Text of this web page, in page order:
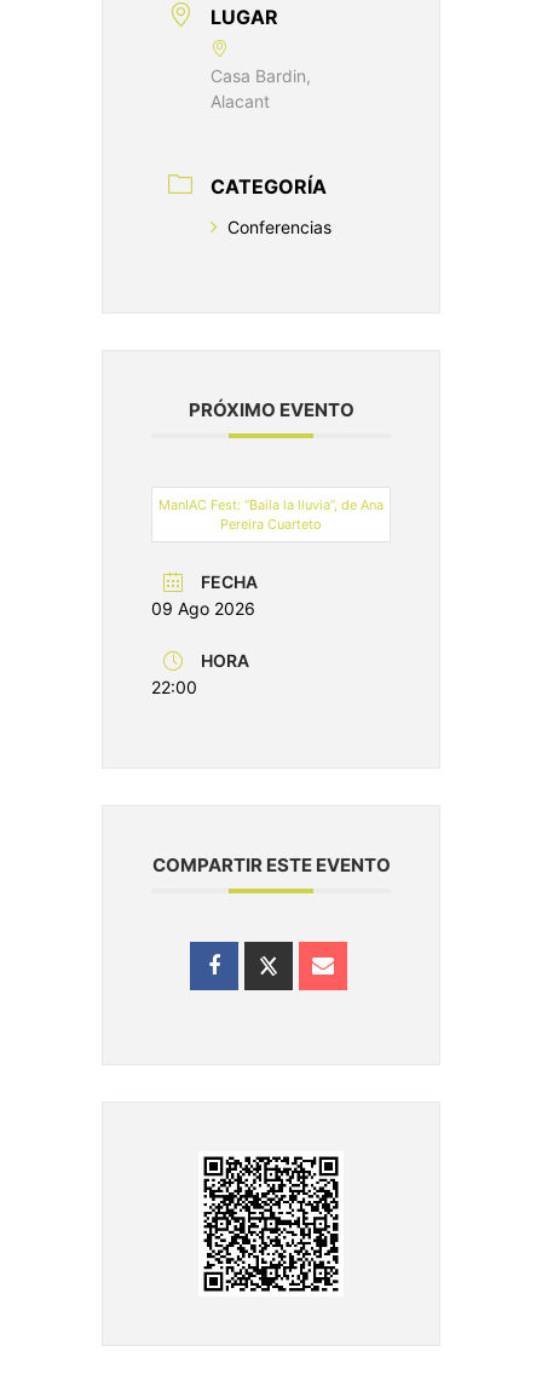
LUGAR
Casa Bardin,
Alacant
CATEGORÍA
Conferencias
PRÓXIMO EVENTO
ManIAC Fest: “Baila la lluvia”, de Ana
Pereira Cuarteto
FECHA
09 Ago 2026
HORA
22:00
COMPARTIR ESTE EVENTO